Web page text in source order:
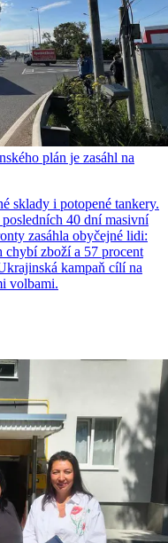
plán je zasáhl na
sklady i potopené tankery.
40 dní masivní
zasáhla obyčejné lidi:
chybí zboží a 57 procent
kampaň cílí na
volbami.